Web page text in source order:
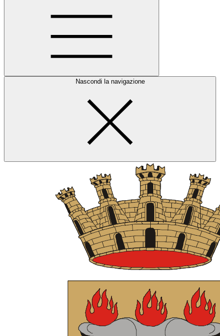
Nascondi la navigazione